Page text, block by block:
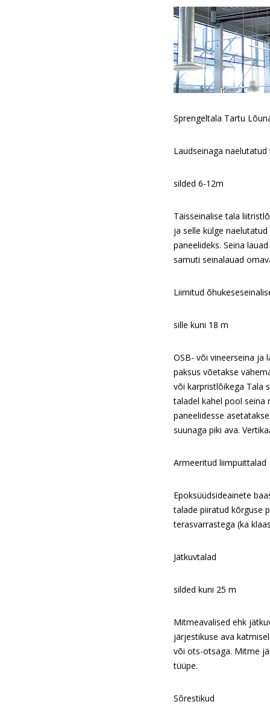
Sprengeltala Tartu
Laudseinaga naelutatud
silded 6-12m
Täisseinalise tala
ja selle külge
paneelideks. Seina
samuti seinalauad
Liimitud
sille kuni 18 m
OSB- või vineerseina ja
paksus võetakse
või karpristlõikega Tala
taladel kahel pool seina
paneelidesse
suunaga piki ava.
Armeeritud liimpuittalad
Epoksüüdsideainete
talade piiratud kõrguse
terasvarrastega (ka
Jätkuvtalad
silded kuni 25 m
Mitmeavalised ehk
järjestikuse ava
või ots-otsaga. Mitme
tüüpe.
Sôrestikud